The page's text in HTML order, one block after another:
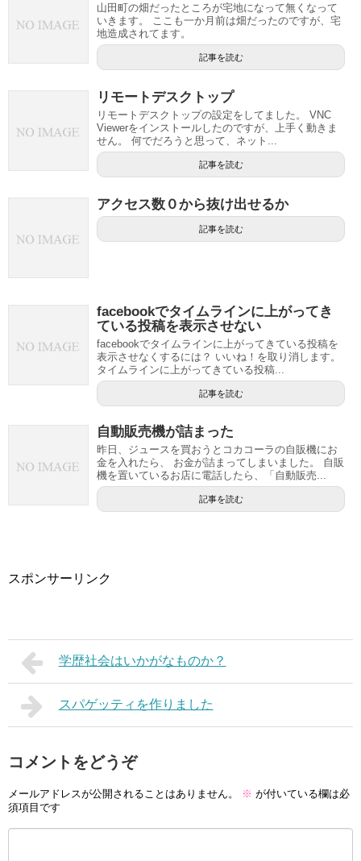
山田町の畑だったところが宅地になって無くなって
いきます。 ここも一か月前は畑だったのですが、宅
地造成されてます。
記事を読む
リモートデスクトップ
リモートデスクトップの設定をしてました。 VNC
Viewerをインストールしたのですが、上手く動きま
せん。 何でだろうと思って、ネット...
記事を読む
アクセス数０から抜け出せるか
記事を読む
facebookでタイムラインに上がってき
ている投稿を表示させない
facebookでタイムラインに上がってきている投稿を
表示させなくするには？ いいね！を取り消します。
タイムラインに上がってきている投稿...
記事を読む
自動販売機が詰まった
昨日、ジュースを買おうとコカコーラの自販機にお
金を入れたら、 お金が詰まってしまいました。 自販
機を置いているお店に電話したら、「自動販売...
記事を読む
スポンサーリンク
学歴社会はいかがなものか？
スパゲッティを作りました
コメントをどうぞ
メールアドレスが公開されることはありません。 ※ が付いている欄は必
須項目です